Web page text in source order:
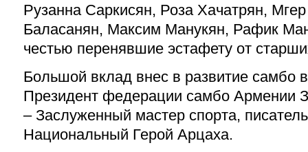
Рузанна Саркисян, Роза Хачатрян,
Баласанян, Максим Манукян, Рафик
честью перенявшие эстафету от
Большой вклад внес в развитие самбо
Президент федерации самбо Армении
– Заслуженный мастер спорта,
Национальный Герой Арцаха.